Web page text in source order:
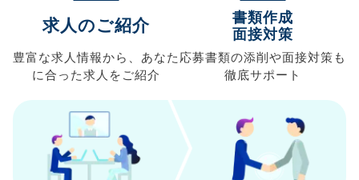
求人のご紹介
豊富な求人情報から、 あなた
に合った求人を ご紹介
書類作成
面接対策
応募書類の添削や面接対策も
徹底サポート